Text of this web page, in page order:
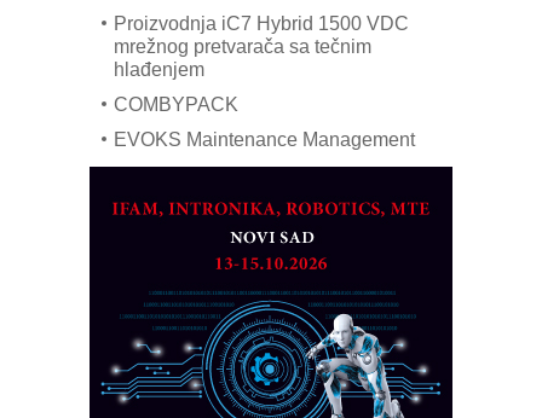
Proizvodnja iC7 Hybrid 1500 VDC
mrežnog pretvarača sa tečnim
hlađenjem
COMBYPACK
EVOKS Maintenance Management
na viši nivo
Detekcija različitih oblika
MAREX - Lim i mašine za savremena
rešenja
Marcom-plast d.o.o.- vaš pouzdan
partner
CTO - Prilagodite svoju toplinsku
obradu!